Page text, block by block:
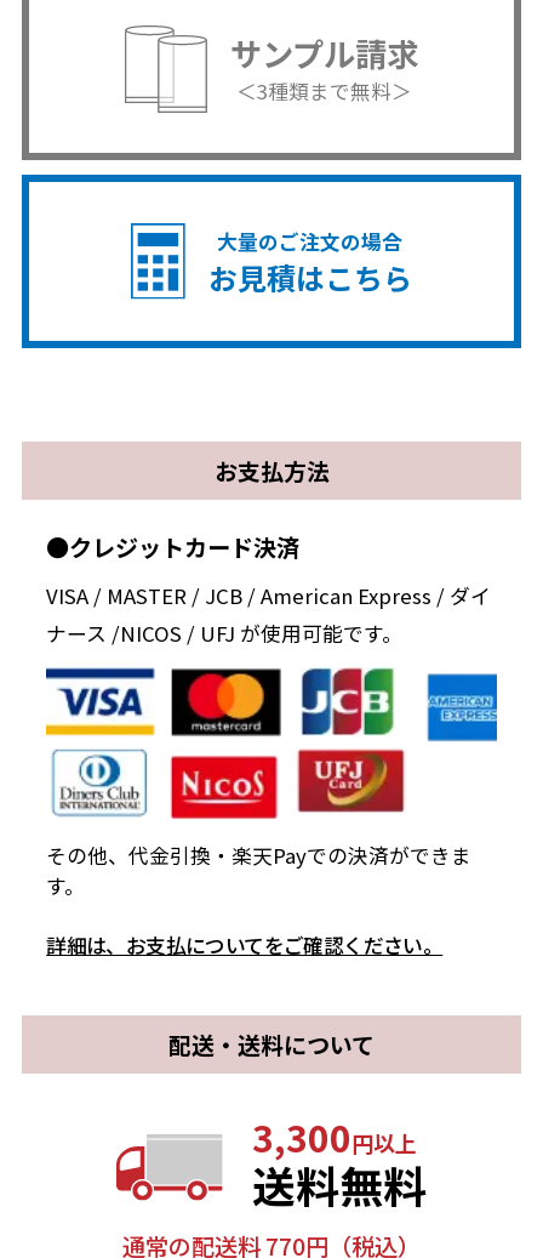
サンプル請求
＜3種類まで無料＞
大量のご注文の場合
お見積はこちら
お支払方法
●クレジットカード決済
VISA / MASTER / JCB / American Express / ダイ
ナース /NICOS / UFJ が使用可能です。
その他、代金引換・楽天Payでの決済ができま
す。
詳細は、お支払についてをご確認ください。
配送・送料について
3,300円以上
送料無料
通常の配送料 770円（税込）